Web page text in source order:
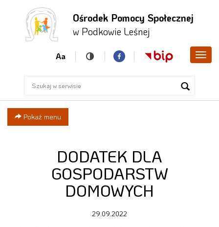
Przejdź
do menu
Przejdź
do
Przejdź
do menu
Ośrodek Pomocy Społecznej
w Podkowie Leśnej
Aa
Pokaż menu
DODATEK DLA
GOSPODARSTW
DOMOWYCH
29.09.2022